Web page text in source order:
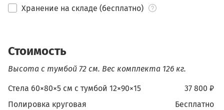
Хранение на складе (бесплатно)
Стоимость
Высота с тумбой 72 см. Вес комплекта 126 кг.
37 800 ₽
Стела 60×80×5 см c тумбой 12×90×15
бесплатно
Полировка круговая